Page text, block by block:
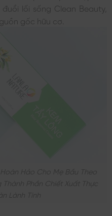
lối sống Clean Beauty,
gốc hữu cơ.
Hảo Cho Mẹ Bầu Theo
Thành Phần Chiết Xuất Thực
Lành Tính